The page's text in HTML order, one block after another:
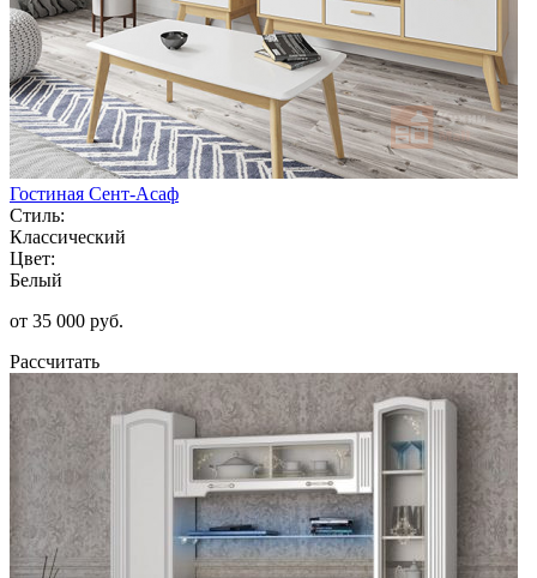
Гостиная Сент-Асаф
Стиль:
Классический
Цвет:
Белый
от 35 000 руб.
Рассчитать